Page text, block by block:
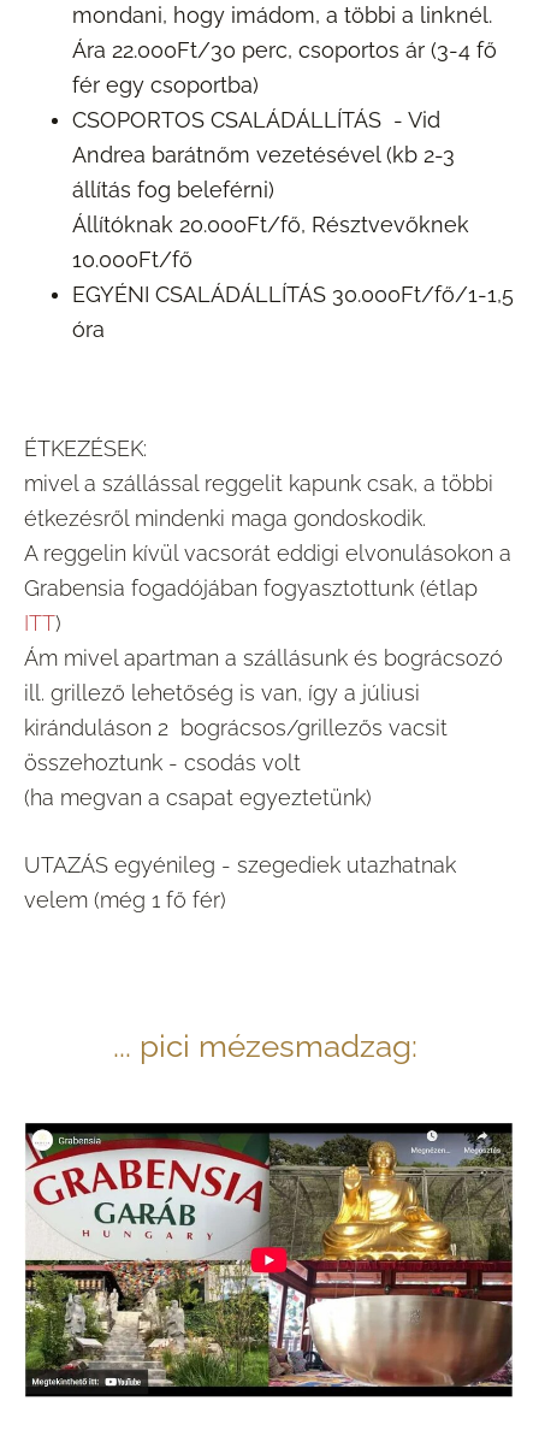
mondani, hogy imádom, a többi a linknél.
Ára 22.000Ft/30 perc, csoportos ár (3-4 fő
fér egy csoportba)
CSOPORTOS CSALÁDÁLLÍTÁS - Vid
Andrea barátnőm vezetésével (kb 2-3
állítás fog beleférni)
Állítóknak 20.000Ft/fő, Résztvevőknek
10.000Ft/fő
EGYÉNI CSALÁDÁLLÍTÁS 30.000Ft/fő/1-1,5
óra
ÉTKEZÉSEK:
mivel a szállással reggelit kapunk csak, a többi
étkezésről mindenki maga gondoskodik.
A reggelin kívül vacsorát eddigi elvonulásokon a
Grabensia fogadójában fogyasztottunk (étlap
ITT)
Ám mivel apartman a szállásunk és bográcsozó
ill. grillező lehetőség is van, így a júliusi
kiránduláson 2 bográcsos/grillezős vacsit
összehoztunk - csodás volt
(ha megvan a csapat egyeztetünk)
UTAZÁS egyénileg - szegediek utazhatnak
velem (még 1 fő fér)
... pici mézesmadzag: